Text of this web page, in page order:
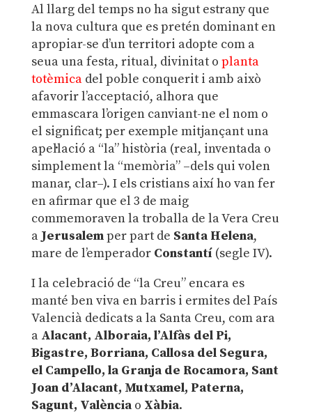
Al llarg del temps no ha sigut estrany que
la nova cultura que es pretén dominant en
apropiar-se d’un territori adopte com a
seua una festa, ritual, divinitat o planta
totèmicadel poble conquerit i amb això
afavorir l’acceptació, alhora que
emmascara l’origen canviant-ne el nom o
el significat; per exemple mitjançant una
apel·lació a “la” història (real, inventada o
simplement la “memòria” –dels qui volen
manar, clar–). I els cristians així ho van fer
en afirmar que el 3 de maig
commemoraven la troballa de la Vera Creu
a Jerusalemper part de Santa Helena,
mare de l’emperador Constantí(segle IV).
I la celebració de “la Creu” encara es
manté ben viva en barris i ermites del País
Valencià dedicats a la Santa Creu, com ara
a Alacant, Alboraia, l’Alfàs del Pi,
Bigastre, Borriana, Callosa del Segura,
el Campello, la Granja de Rocamora, Sant
Joan d’Alacant, Mutxamel, Paterna,
Sagunt, Valènciao Xàbia.